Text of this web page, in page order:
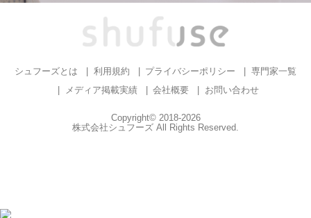
シュフーズとは 利用規約 プライバシーポリシー
専門家一覧
メディア掲載実績
会社概要 お問い合わせ
Copyright© 2018-2026
株式会社シュフーズ All Rights Reserved.